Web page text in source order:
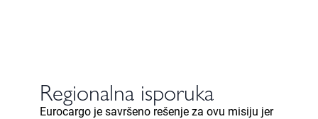
Regionalna isporuka
Eurocargo je savršeno rešenje za ovu misiju jer